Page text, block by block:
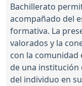
Bachillerato
acompañado del
formativa. La
valorados y la
con la comunidad
de una
del individuo en